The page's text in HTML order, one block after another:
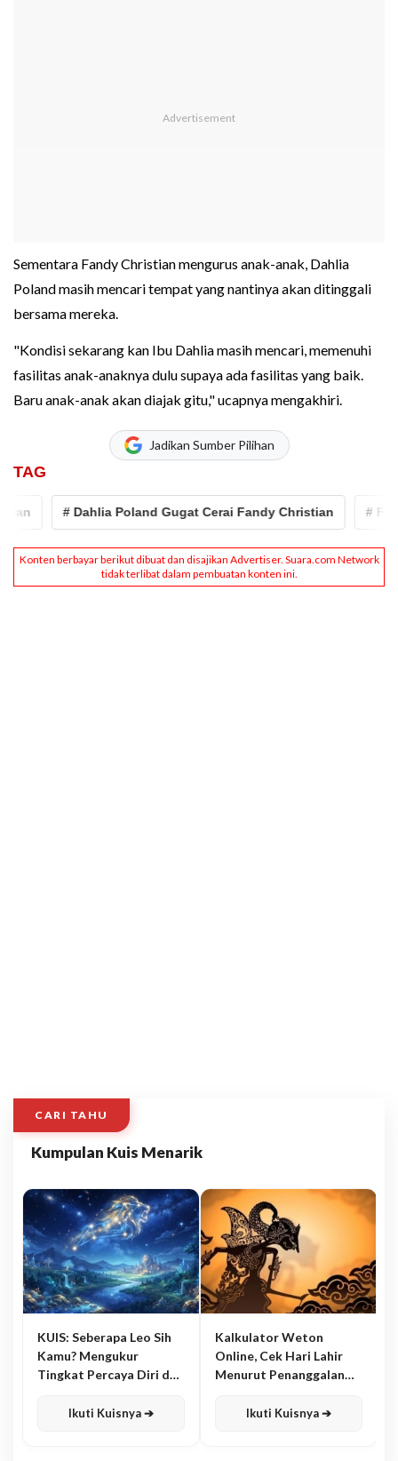
Sementara Fandy Christian mengurus anak-anak, Dahlia
Poland masih mencari tempat yang nantinya akan ditinggali
bersama mereka.
"Kondisi sekarang kan Ibu Dahlia masih mencari, memenuhi
fasilitas anak-anaknya dulu supaya ada fasilitas yang baik.
Baru anak-anak akan diajak gitu," ucapnya mengakhiri.
Jadikan Sumber Pilihan
TAG
# Dahlia Poland Gugat Cerai Fandy Christian # Fandy
CARI TAHU
Kumpulan Kuis Menarik
KUIS: Seberapa Leo Sih
Kamu? Mengukur
Tingkat Percaya Diri dan
Ikuti Kuisnya ➔
Kalkulator Weton
Online, Cek Hari Lahir
Menurut Penanggalan
Ikuti Kuisnya ➔